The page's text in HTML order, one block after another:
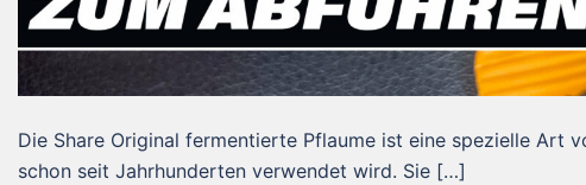
Die Share Original fermentierte Pflaume ist eine spezielle Art
schon seit Jahrhunderten verwendet wird. Sie […]